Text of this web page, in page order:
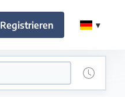
Registrieren